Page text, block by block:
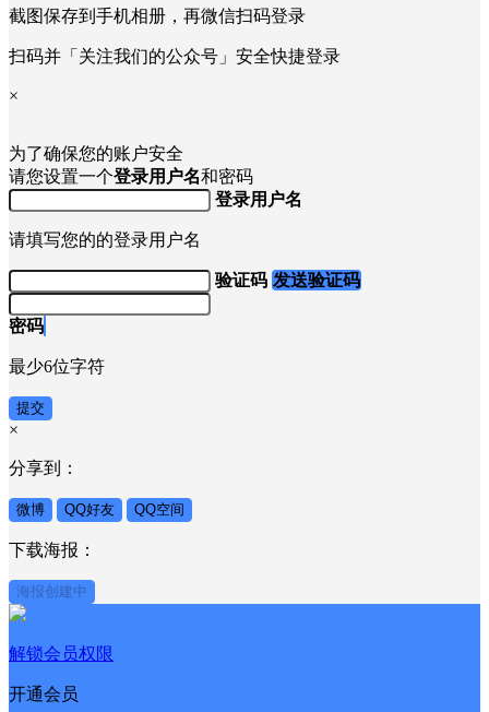
截图保存到手机相册，再微信扫码登录
扫码并「关注我们的公众号」安全快捷登录
×
为了确保您的账户安全
请您设置一个登录用户名和密码
登录用户名
请填写您的的登录用户名
验证码 发送验证码
密码
最少6位字符
提交
×
分享到：
微博 QQ好友 QQ空间
下载海报：
海报创建中
解锁会员权限
开通会员